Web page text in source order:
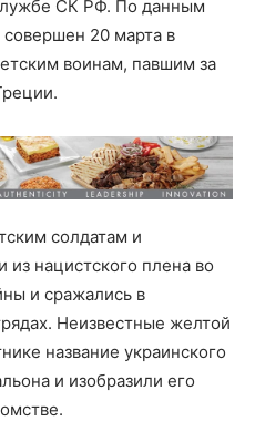
СК РФ. По данным
совершен 20 марта в
воинам, павшим за
солдатам и
нацистского плена во
и сражались в
Неизвестные желтой
название украинского
и изобразили его